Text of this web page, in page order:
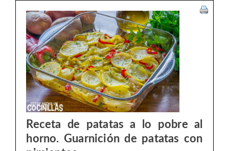
Receta de patatas a lo pobre al
horno. Guarnición de patatas con